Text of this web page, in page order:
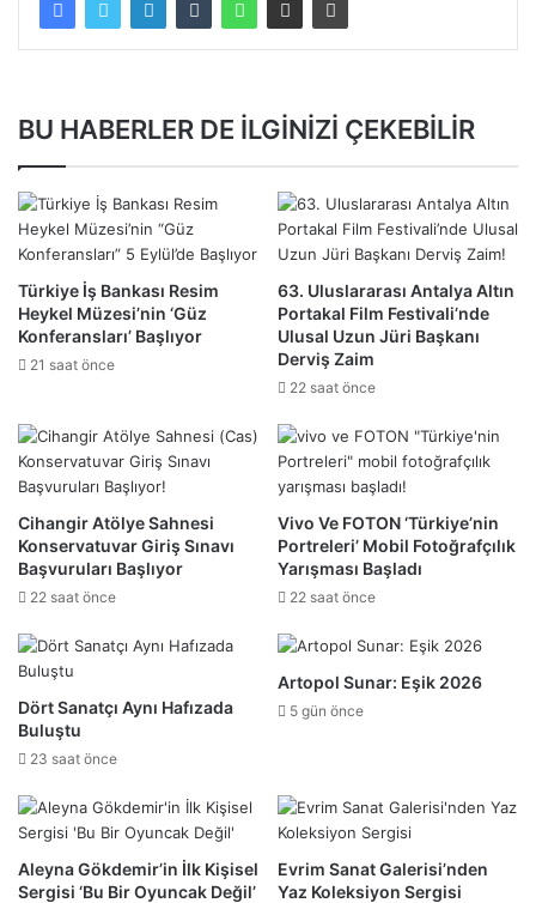
BU HABERLER DE İLGİNİZİ ÇEKEBİLİR
Türkiye İş Bankası Resim
Heykel Müzesi’nin ‘Güz
Konferansları’ Başlıyor
21 saat önce
63. Uluslararası Antalya Altın
Portakal Film Festivali’nde
Ulusal Uzun Jüri Başkanı
Derviş Zaim
22 saat önce
Cihangir Atölye Sahnesi
Konservatuvar Giriş Sınavı
Başvuruları Başlıyor
22 saat önce
Vivo Ve FOTON ‘Türkiye’nin
Portreleri’ Mobil Fotoğrafçılık
Yarışması Başladı
22 saat önce
Dört Sanatçı Aynı Hafızada
Buluştu
23 saat önce
Artopol Sunar: Eşik 2026
5 gün önce
Aleyna Gökdemir’in İlk Kişisel
Sergisi ‘Bu Bir Oyuncak Değil’
Evrim Sanat Galerisi’nden
Yaz Koleksiyon Sergisi